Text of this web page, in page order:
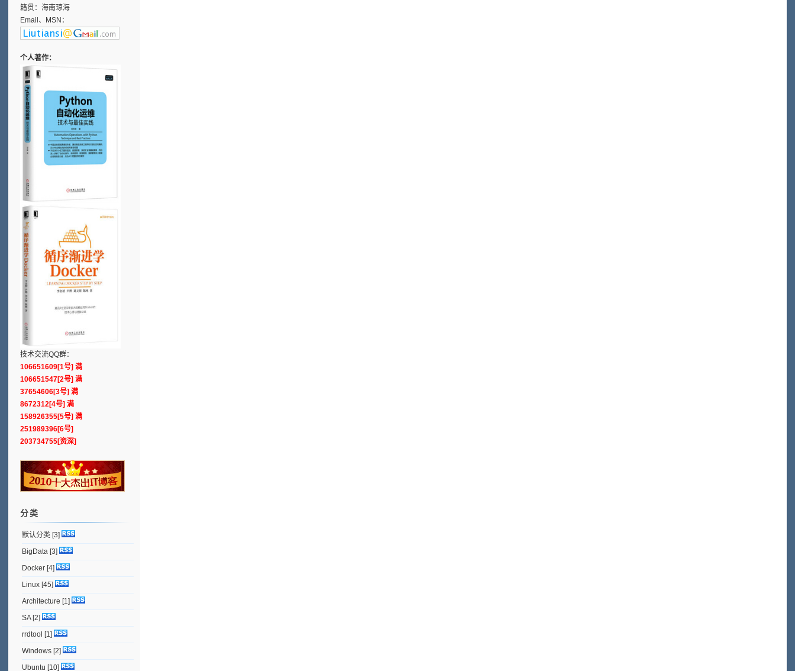
籍贯：海南琼海
Email、MSN：
个人著作：
技术交流QQ群：
106651609[1号] 满
106651547[2号] 满
37654606[3号] 满
8672312[4号] 满
158926355[5号] 满
251989396[6号]
203734755[资深]
分类
默认分类 [3]
BigData [3]
Docker [4]
Linux [45]
Architecture [1]
SA[2]
rrdtool [1]
Windows [2]
Ubuntu [10]